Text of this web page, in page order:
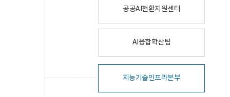
공공AI전환지원센터
AI융합확산팀
지능기술인프라본부